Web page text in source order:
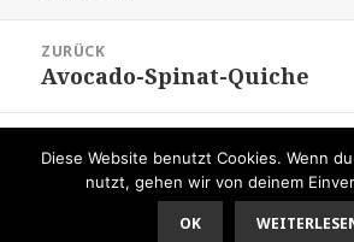
ZURÜCK
Vorheriger
Avocado-Spinat-Quiche
Nächster
Impressum
Stolz präsentiert von WordPress
Diese Website benutzt Cookies. Wenn
nutzt, gehen wir von deinem
OK